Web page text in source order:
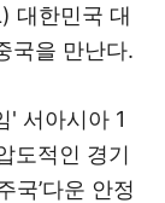
대한민국 대
국을 만난다.
' 서아시아 1
도적인 경기
국’다운 안정